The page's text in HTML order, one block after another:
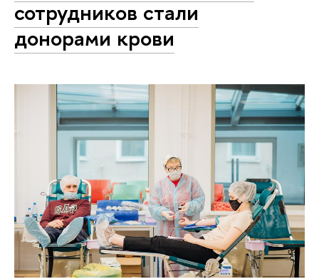
сотрудников стали
донорами крови